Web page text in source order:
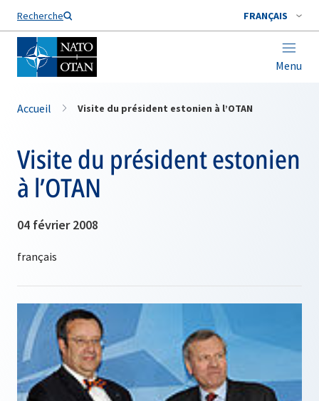
Recherche FRANÇAIS
Menu
Nom de famille*
Accueil Visite du président estonien à l’OTAN
Visite du président estonien
à l’OTAN
04 février 2008